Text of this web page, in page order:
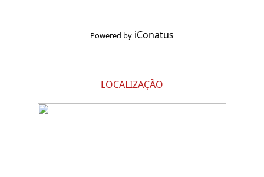
Powered by iConatus
LOCALIZAÇÃO